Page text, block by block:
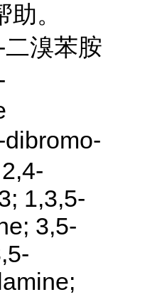
。
溴苯胺
1,3,5-
3,5-